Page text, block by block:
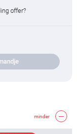
offer?
minder